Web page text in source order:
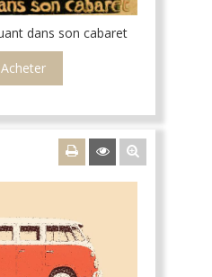
dans son cabaret
Acheter